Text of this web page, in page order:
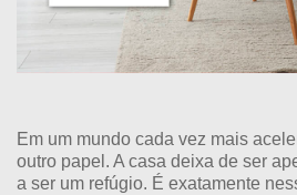
Em um mundo cada vez mais
outro papel. A casa deixa de ser
a ser um refúgio. É exatamente